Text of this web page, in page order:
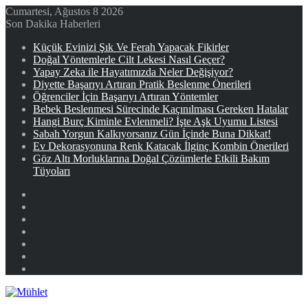
Cumartesi, Ağustos 8 2026
Son Dakika Haberleri
Küçük Evinizi Şık Ve Ferah Yapacak Fikirler
Doğal Yöntemlerle Cilt Lekesi Nasıl Geçer?
Yapay Zeka ile Hayatımızda Neler Değişiyor?
Diyette Başarıyı Artıran Pratik Beslenme Önerileri
Öğrenciler İçin Başarıyı Artıran Yöntemler
Bebek Beslenmesi Sürecinde Kaçınılması Gereken Hatalar
Hangi Burç Kiminle Evlenmeli? İşte Aşk Uyumu Listesi
Sabah Yorgun Kalkıyorsanız Gün İçinde Buna Dikkat!
Ev Dekorasyonuna Renk Katacak İlginç Kombin Önerileri
Göz Altı Morluklarına Doğal Çözümlerle Etkili Bakım
Tüyoları